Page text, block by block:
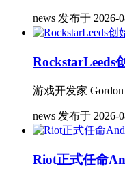
news 发布于 2026-
RockstarLeeds
游戏开发家
news 发布于 2026-
Riot正式任命